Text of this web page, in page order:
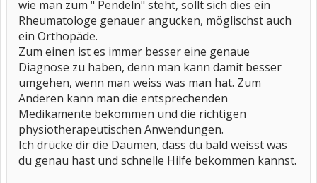
wie man zum " Pendeln" steht, sollt sich dies ein
Rheumatologe genauer angucken, möglischst auch
ein Orthopäde.
Zum einen ist es immer besser eine genaue
Diagnose zu haben, denn man kann damit besser
umgehen, wenn man weiss was man hat. Zum
Anderen kann man die entsprechenden
Medikamente bekommen und die richtigen
physiotherapeutischen Anwendungen.
Ich drücke dir die Daumen, dass du bald weisst was
du genau hast und schnelle Hilfe bekommen kannst.